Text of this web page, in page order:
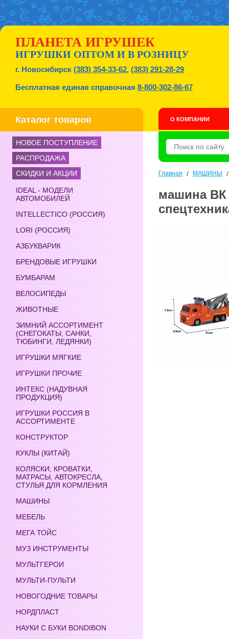
ПЛАНЕТА ИГРУШЕК
ИГРУШКИ ОПТОМ И В РОЗНИЦУ
г. Новосибирск (383) 354-33-62, (383) 291-28-29
Бесплатная единая справочная 8-800-302-86-67
Каталог товаров О КОМПАНИИ
НОВОЕ ПОСТУПЛЕНИЕ
РАСПРОДАЖА
СКИДКИ И АКЦИИ
IDEAL - МОДЕЛИ
АВТОМОБИЛЕЙ
INTELLECTICO (РОССИЯ)
LORI (РОССИЯ)
АЗБУКВАРИК
БРЕНДОВЫЕ ИГРУШКИ
БУМБАРАМ
ВЕЛОСИПЕДЫ
ЖИВОТНЫЕ
ЗИМНИЙ АССОРТИМЕНТ
(СНЕГОКАТЫ, САНКИ,
ТЮБИНГИ, ЛЕДЯНКИ)
ИГРУШКИ МЯГКИЕ
ИГРУШКИ ПРОЧИЕ
ИНТЕКС (НАДУВНАЯ
ПРОДУКЦИЯ)
ИГРУШКИ РОССИЯ В
АССОРТИМЕНТЕ
КОНСТРУКТОР
КУКЛЫ (КИТАЙ)
КОЛЯСКИ, КРОВАТКИ,
МАТРАСЫ, АВТОКРЕСЛА,
СТУЛЬЯ ДЛЯ КОРМЛЕНИЯ
МАШИНЫ
МЕБЕЛЬ
МЕГА ТОЙС
МУЗ ИНСТРУМЕНТЫ
МУЛЬТГЕРОИ
МУЛЬТИ-ПУЛЬТИ
НОВОГОДНИЕ ТОВАРЫ
НОРДПЛАСТ
НАУКИ С БУКИ BONDIBON
Главная / МАШИНЫ
машина ВК